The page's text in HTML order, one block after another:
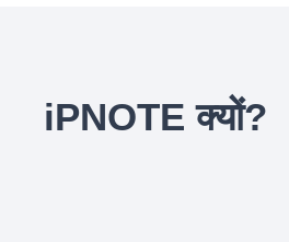
iPNOTE क्यों?